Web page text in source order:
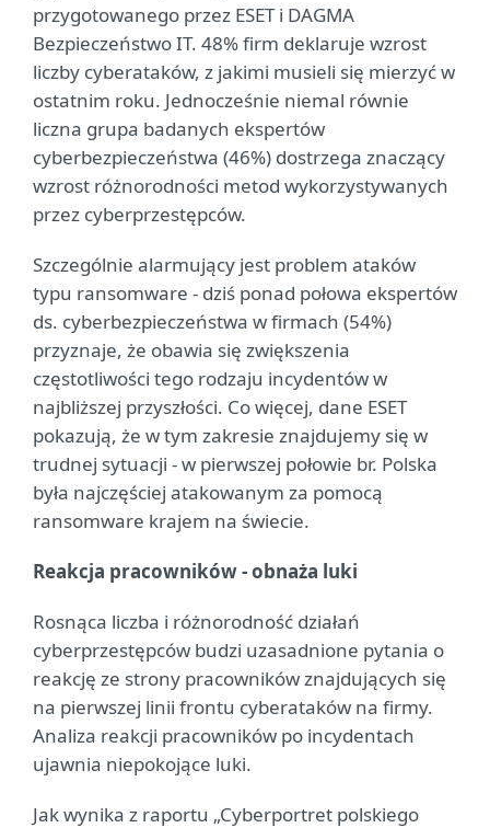
przygotowanego przez ESET i DAGMA
Bezpieczeństwo IT. 48% firm deklaruje wzrost
liczby cyberataków, z jakimi musieli się mierzyć w
ostatnim roku. Jednocześnie niemal równie
liczna grupa badanych ekspertów
cyberbezpieczeństwa (46%) dostrzega znaczący
wzrost różnorodności metod wykorzystywanych
przez cyberprzestępców.
Szczególnie alarmujący jest problem ataków
typu ransomware - dziś ponad połowa ekspertów
ds. cyberbezpieczeństwa w firmach (54%)
przyznaje, że obawia się zwiększenia
częstotliwości tego rodzaju incydentów w
najbliższej przyszłości. Co więcej, dane ESET
pokazują, że w tym zakresie znajdujemy się w
trudnej sytuacji - w pierwszej połowie br. Polska
była najczęściej atakowanym za pomocą
ransomware krajem na świecie.
Reakcja pracowników - obnaża luki
Rosnąca liczba i różnorodność działań
cyberprzestępców budzi uzasadnione pytania o
reakcję ze strony pracowników znajdujących się
na pierwszej linii frontu cyberataków na firmy.
Analiza reakcji pracowników po incydentach
ujawnia niepokojące luki.
Jak wynika z raportu „Cyberportret polskiego